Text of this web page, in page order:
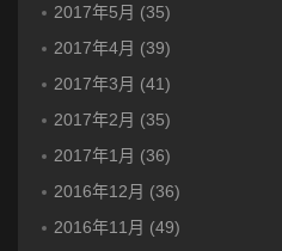
2017年5月 (35)
2017年4月 (39)
2017年3月 (41)
2017年2月 (35)
2017年1月 (36)
2016年12月 (36)
2016年11月 (49)